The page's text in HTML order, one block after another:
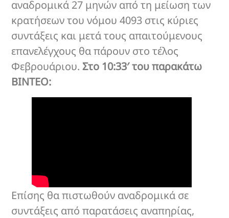
αναδρομικά 27 μηνών από τη μείωση των
κρατήσεων του νόμου 4093 στις κύριες
συντάξεις και μετά τους απαιτούμενους
επανελέγχους θα πάρουν στο τέλος
Φεβρουάριου.Στο 10:33′ του παρακάτω
ΒΙΝΤΕΟ:
Επίσης θα πιστωθούν αναδρομικά σε
συντάξεις από παρατάσεις αναπηρίας,